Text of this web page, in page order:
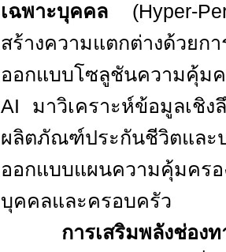
เฉพาะบุคคล
(Hyper-
สร้างความแตกต่างด้วยก
ออกแบบโซลูชันความคุ้ม
AI มาวิเคราะห์ข้อมูลเชิ
ผลิตภัณฑ์ประกันชีวิตแล
ออกแบบแผนความคุ้มคร
บุคคลและครอบครัว
การเสริมพลังช่อง